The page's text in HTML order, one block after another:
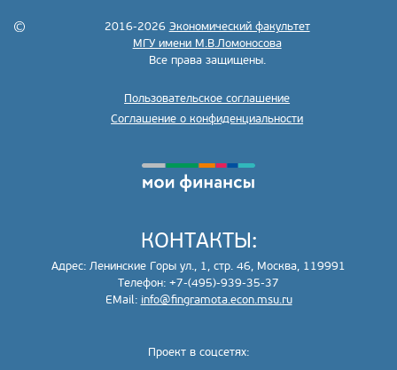
2016-2026 Экономический факультет
МГУ имени М.В.Ломоносова
Все права защищены.
Пользовательское соглашение
Соглашение о конфиденциальности
КОНТАКТЫ:
Адрес: Ленинские Горы ул., 1, стр. 46, Москва, 119991
Телефон: +7-(495)-939-35-37
EMail: info@fingramota.econ.msu.ru
Проект в соцсетях: